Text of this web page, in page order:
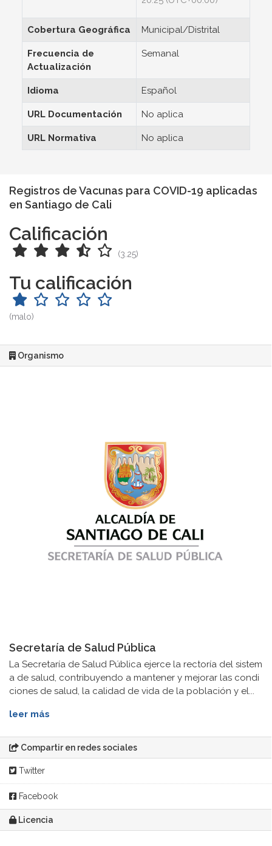
Registros de Vacunas para COVID-19 aplicadas
en Santiago de Cali
Calificación
(3.25)
Tu calificación
(malo)
Organismo
Secretaría de Salud Pública
La Secretaría de Salud Pública ejerce la rectoría del sistem
a de salud, contribuyendo a mantener y mejorar las condi
ciones de salud, la calidad de vida de la población y el...
leer más
Compartir en redes sociales
Twitter
Facebook
Licencia
Cobertura Geográfica Municipal/Distrital
Frecuencia de
Actualización
Semanal
Idioma Español
URL Documentación No aplica
URL Normativa No aplica